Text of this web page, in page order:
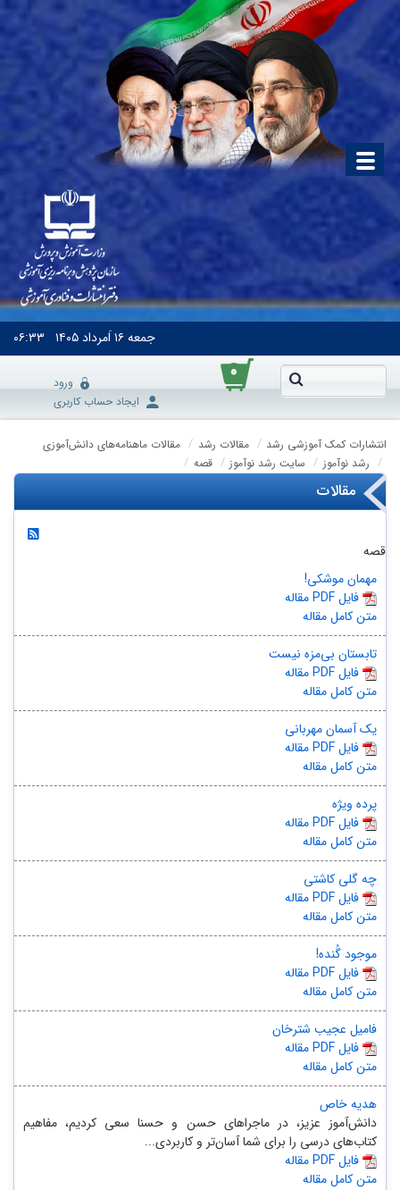
جمعه۱۶ اَمرداد ۱۴۰۵ ۰۶:۳۳
۰
ورود
ایجاد حساب کاربری
انتشارات کمک آموزشی رشد مقالات رشد
مقالات ماهنامه‌های دانش‌آموزی
رشد نوآموز
سایت رشد نوآموز قصه
مقالات
قصه
مهمان موشکی!
مقاله PDF فایل
متن کامل مقاله
تابستان بی‌مزه نیست
مقاله PDF فایل
متن کامل مقاله
یک آسمان مهربانی
مقاله PDF فایل
متن کامل مقاله
پرده ویژه
مقاله PDF فایل
متن کامل مقاله
چه گلی کاشتی
مقاله PDF فایل
متن کامل مقاله
موجود گُنده!
مقاله PDF فایل
متن کامل مقاله
فامیل عجیب شترخان
مقاله PDF فایل
متن کامل مقاله
هدیه خاص
دانش‌آموز عزیز، در ماجراهای حسن و حسنا سعی کردیم، مفاهیم
کتاب‌های درسی را برای شما آسان‌تر و کاربردی...
مقاله PDF فایل
متن کامل مقاله